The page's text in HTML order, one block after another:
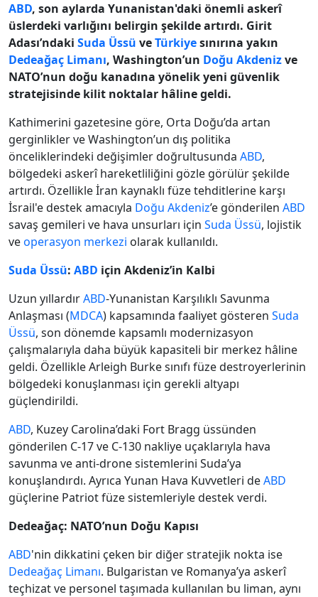
ABD, son aylarda Yunanistan'daki önemli askerî
üslerdeki varlığını belirgin şekilde artırdı. Girit
Adası’ndaki Suda Üssü veTürkiyesınırına yakın
Dedeağaç Limanı, Washington’un Doğu Akdenizve
NATO’nun doğu kanadına yönelik yeni güvenlik
stratejisinde kilit noktalar hâline geldi.
Kathimerini gazetesine göre, Orta Doğu’da artan
gerginlikler ve Washington’un dış politika
önceliklerindeki değişimler doğrultusunda ABD,
bölgedeki askerî hareketliliğini gözle görülür şekilde
artırdı. Özellikle İran kaynaklı füze tehditlerine karşı
İsrail'e destek amacıyla Doğu Akdeniz’e gönderilen ABD
savaş gemileri ve hava unsurları için Suda Üssü, lojistik
veoperasyon merkezi olarak kullanıldı.
Suda Üssü: ABD için Akdeniz’in Kalbi
Uzun yıllardırABD-Yunanistan Karşılıklı Savunma
Anlaşması (MDCA) kapsamında faaliyet gösteren Suda
Üssü, son dönemde kapsamlı modernizasyon
çalışmalarıyla daha büyük kapasiteli bir merkez hâline
geldi. Özellikle Arleigh Burke sınıfı füze destroyerlerinin
bölgedeki konuşlanması için gerekli altyapı
güçlendirildi.
ABD, Kuzey Carolina’daki Fort Bragg üssünden
gönderilen C-17 ve C-130 nakliye uçaklarıyla hava
savunma ve anti-drone sistemlerini Suda’ya
konuşlandırdı. Ayrıca Yunan Hava Kuvvetleri deABD
güçlerine Patriot füze sistemleriyle destek verdi.
Dedeağaç: NATO’nun Doğu Kapısı
ABD'nin dikkatini çeken bir diğer stratejik nokta ise
Dedeağaç Limanı. Bulgaristan ve Romanya’ya askerî
teçhizat ve personel taşımada kullanılan bu liman, aynı